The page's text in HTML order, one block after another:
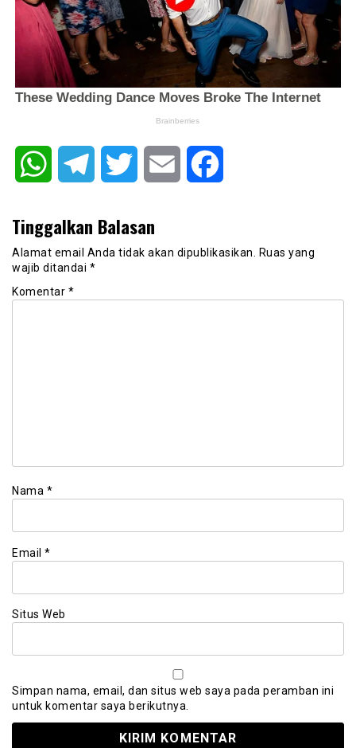
WhatsAppTelegram Twitter Email
Tinggalkan Balasan
Alamat email Anda tidak akan dipublikasikan.
Ruas yang
wajib ditandai *
Komentar *
Nama *
Email *
Situs Web
Simpan nama, email, dan situs web saya pada peramban ini
untuk komentar saya berikutnya.